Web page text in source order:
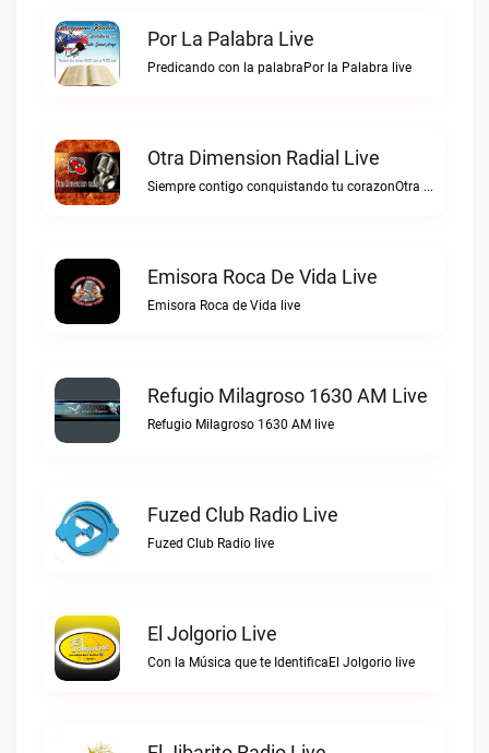
Por La Palabra Live
Predicando con la palabraPor la Palabra live
Otra Dimension Radial Live
Siempre contigo conquistando tu corazonOtra Dimension Radial live
Emisora Roca De Vida Live
Emisora Roca de Vida live
Refugio Milagroso 1630 AM Live
Refugio Milagroso 1630 AM live
Fuzed Club Radio Live
Fuzed Club Radio live
El Jolgorio Live
Con la Música que te IdentificaEl Jolgorio live